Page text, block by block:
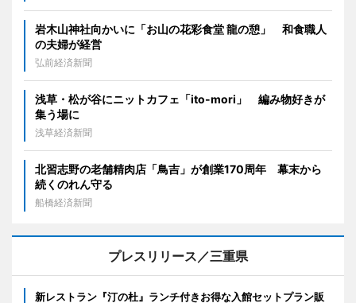
岩木山神社向かいに「お山の花彩食堂 龍の憩」 和食職人
の夫婦が経営
弘前経済新聞
浅草・松が谷にニットカフェ「ito-mori」 編み物好きが
集う場に
浅草経済新聞
北習志野の老舗精肉店「鳥吉」が創業170周年 幕末から
続くのれん守る
船橋経済新聞
プレスリリース／三重県
新レストラン『汀の杜』ランチ付きお得な入館セットプラン販